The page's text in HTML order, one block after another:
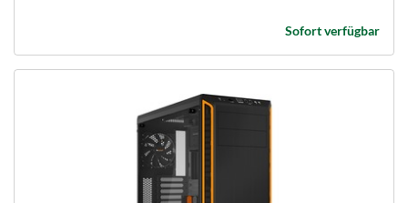
Sofort verfügbar